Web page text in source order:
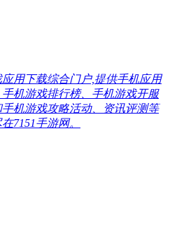
用下载综合门户,提供手机应用
机游戏排行榜、手机游戏开服
机游戏攻略活动、资讯评测等
7151手游网。